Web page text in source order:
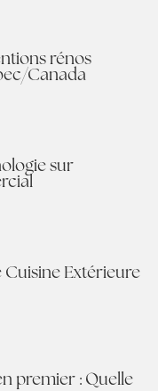
rénos
Canada
sur
Cuisine Extérieure
premier : Quelle